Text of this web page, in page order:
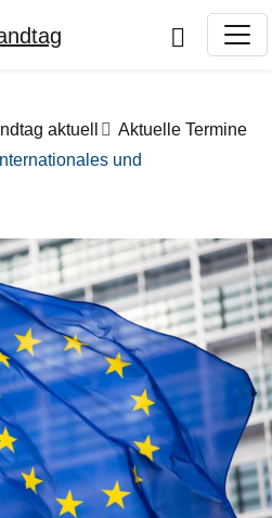
aktuell
Aktuelle Termine
und